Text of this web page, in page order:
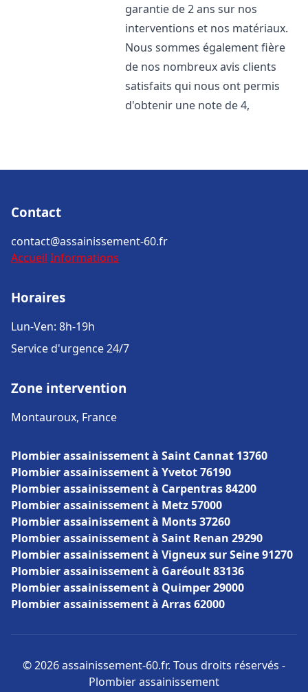
garantie de 2 ans sur nos
interventions et nos matériaux.
Nous sommes également fière
de nos nombreux avis clients
satisfaits qui nous ont permis
d'obtenir une note de 4,
Contact
contact@assainissement-60.fr
Accueil Informations
Horaires
Lun-Ven: 8h-19h
Service d'urgence 24/7
Zone intervention
Montauroux, France
Plombier assainissement à Saint Cannat 13760
Plombier assainissement à Yvetot 76190
Plombier assainissement à Carpentras 84200
Plombier assainissement à Metz 57000
Plombier assainissement à Monts 37260
Plombier assainissement à Saint Renan 29290
Plombier assainissement à Vigneux sur Seine 91270
Plombier assainissement à Garéoult 83136
Plombier assainissement à Quimper 29000
Plombier assainissement à Arras 62000
© 2026 assainissement-60.fr. Tous droits réservés -
Plombier assainissement